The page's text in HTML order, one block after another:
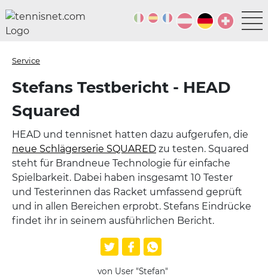
Service
Stefans Testbericht - HEAD
Squared
HEAD und tennisnet hatten dazu aufgerufen, die
neue Schlägerserie SQUARED zu testen. Squared
steht für Brandneue Technologie für einfache
Spielbarkeit. Dabei haben insgesamt 10 Tester
und Testerinnen das Racket umfassend geprüft
und in allen Bereichen erprobt. Stefans Eindrücke
findet ihr in seinem ausführlichen Bericht.
von User "Stefan"